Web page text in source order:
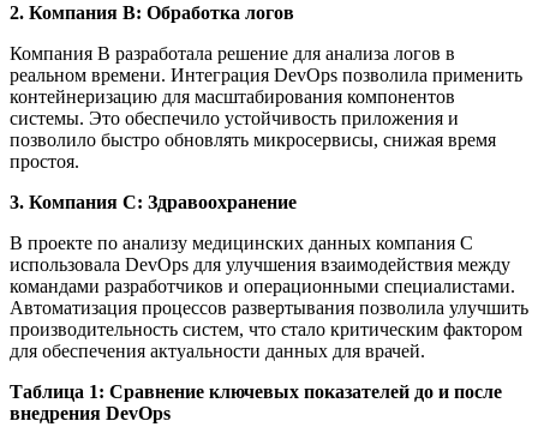
2. Компания B: Обработка логов
Компания B разработала решение для анализа логов в
реальном времени. Интеграция DevOps позволила применить
контейнеризацию для масштабирования компонентов
системы. Это обеспечило устойчивость приложения и
позволило быстро обновлять микросервисы, снижая время
простоя.
3. Компания C: Здравоохранение
В проекте по анализу медицинских данных компания C
использовала DevOps для улучшения взаимодействия между
командами разработчиков и операционными специалистами.
Автоматизация процессов развертывания позволила улучшить
производительность систем, что стало критическим фактором
для обеспечения актуальности данных для врачей.
Таблица 1: Сравнение ключевых показателей до и после
внедрения DevOps